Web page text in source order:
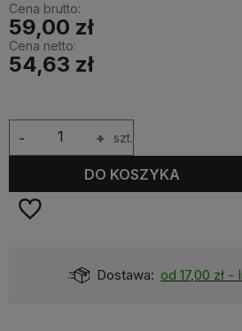
Cena brutto:
59,00 zł
Cena netto:
54,63 zł
+
- szt.
DO KOSZYKA
Dostawa: od 17,00 zł -